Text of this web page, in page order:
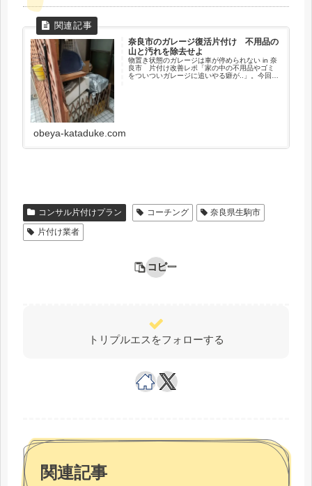
奈良市のガレージ復活片付け 不用品の
山と汚れを除去せよ
物置き状態のガレージは車が停められない in 奈
良市 片付け改善レポ「家の中の不用品やゴミ
をついついガレージに追いやる癖が..」。今回は
obeya-kataduke.com
コンサル片付けプラン コーチング
奈良県生駒市
片付け業者
コピー
トリプルエスをフォローする
関連記事